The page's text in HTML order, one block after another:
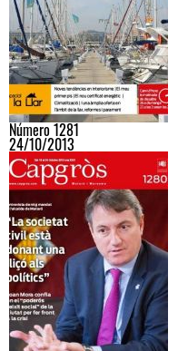
Número 1281
24/10/2013